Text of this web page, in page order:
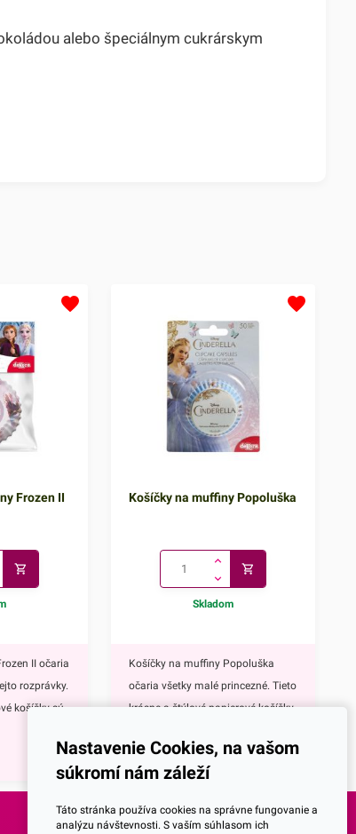
alebo špeciálnym cukrárskym
Frozen II
II očaria
rozprávky.
košíčky sú
pri príprave
ale aj
Košíčky na muffiny Popoluška
Skladom
Košíčky na muffiny Popoluška
očaria všetky malé princezné. Tieto
krásne a štýlové papierové košíčky
príprave muffinov, cupcakekov ale
aj rôznych iných sladkých
košíčkov je Popoluška, ktrorá je
1,00 € s DPH
Nastavenie Cookies, na vašom
súkromí nám záleží
Táto stránka používa cookies na správne fungovanie a
analýzu návštevnosti. S vaším súhlasom ich